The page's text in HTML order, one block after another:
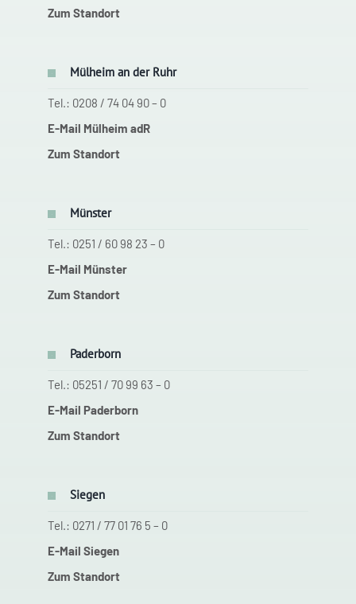
Zum Standort
Mülheim an der Ruhr
Tel.: 0208 / 74 04 90 – 0
E-Mail Mülheim adR
Zum Standort
Münster
Tel.: 0251 / 60 98 23 – 0
E-Mail Münster
Zum Standort
Paderborn
Tel.: 05251 / 70 99 63 – 0
E-Mail Paderborn
Zum Standort
Siegen
Tel.: 0271 / 77 01 76 5 – 0
E-Mail Siegen
Zum Standort